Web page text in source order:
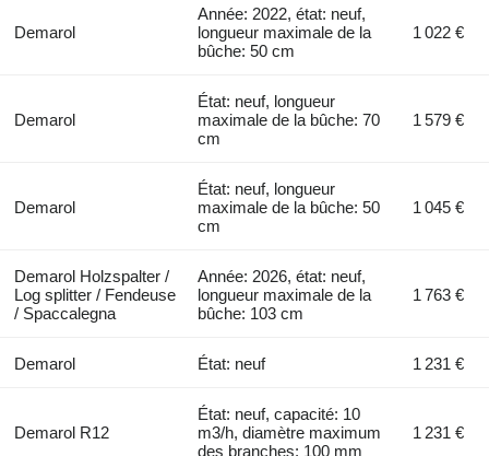
Demarol
Année: 2022, état: neuf,
longueur maximale de la
bûche: 50 cm
1 022 €
Demarol
État: neuf, longueur
maximale de la bûche: 70
cm
1 579 €
Demarol
État: neuf, longueur
maximale de la bûche: 50
cm
1 045 €
Demarol Holzspalter /
Log splitter / Fendeuse
/ Spaccalegna
Année: 2026, état: neuf,
longueur maximale de la
bûche: 103 cm
1 763 €
Demarol État: neuf 1 231 €
Demarol R12
État: neuf, capacité: 10
m3/h, diamètre maximum
des branches: 100 mm
1 231 €